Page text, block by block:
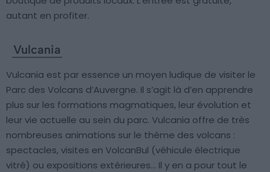
autant en profiter.
Vulcania
Vulcania est par essence un moyen ludique de visiter le
Parc des Volcans d’Auvergne. Il s’agit là d’en apprendre
plus sur les formations magmatiques, leur évolution et
leur vie actuelle au sein du parc. Vulcania offre de très
nombreuses animations sur le thème des volcans :
spectacles, visites en VolcanBul (véhicule électrique
vitré) ou expositions extérieures… Il y en a pour tout le